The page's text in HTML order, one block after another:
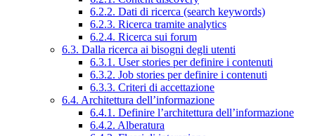
6.2.2. Dati di ricerca (search keywords)
6.2.3. Ricerca tramite analytics
6.2.4. Ricerca sui forum
6.3. Dalla ricerca ai bisogni degli utenti
6.3.1. User stories per definire i contenuti
6.3.2. Job stories per definire i contenuti
6.3.3. Criteri di accettazione
6.4. Architettura dell’informazione
6.4.1. Definire l’architettura dell’informazione
6.4.2. Alberatura